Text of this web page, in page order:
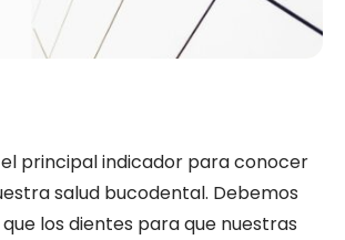
el principal indicador para conocer
salud bucodental. Debemos
los dientes para que nuestras